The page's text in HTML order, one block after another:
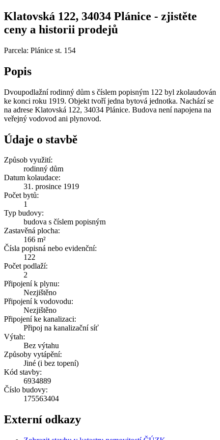
Klatovská 122, 34034 Plánice - zjistěte
ceny a historii prodejů
Parcela: Plánice st. 154
Popis
Dvoupodlažní rodinný dům s číslem popisným 122 byl zkolaudován
ke konci roku 1919. Objekt tvoří jedna bytová jednotka. Nachází se
na adrese Klatovská 122, 34034 Plánice. Budova není napojena na
veřejný vodovod ani plynovod.
Údaje o stavbě
Způsob využití:
rodinný dům
Datum kolaudace:
31. prosince 1919
Počet bytů:
1
Typ budovy:
budova s číslem popisným
Zastavěná plocha:
166 m²
Čísla popisná nebo evidenční:
122
Počet podlaží:
2
Připojení k plynu:
Nezjištěno
Připojení k vodovodu:
Nezjištěno
Připojení ke kanalizaci:
Připoj na kanalizační síť
Výtah:
Bez výtahu
Způsoby vytápění:
Jiné (i bez topení)
Kód stavby:
6934889
Číslo budovy:
175563404
Externí odkazy